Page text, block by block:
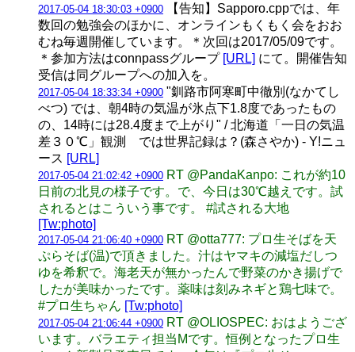
2017-05-04 18:30:03 +0900 【告知】Sapporo.cppでは、年
数回の勉強会のほかに、オンラインもくもく会をおお
むね毎週開催しています。＊次回は2017/05/09です。
＊参加方法はconnpassグループ [URL] にて。開催告知
受信は同グループへの加入を。
2017-05-04 18:33:34 +0900 "釧路市阿寒町中徹別(なかてし
べつ) では、朝4時の気温が氷点下1.8度であったもの
の、14時には28.4度まで上がり" / 北海道「一日の気温
差３０℃」観測 では世界記録は？(森さやか) - Y!ニュ
ース [URL]
2017-05-04 21:02:42 +0900 RT @PandaKanpo: これが約10
日前の北見の様子です。で、今日は30℃越えです。試
されるとはこういう事です。 #試される大地
[Tw:photo]
2017-05-04 21:06:40 +0900 RT @otta777: プロ生そばを天
ぷらそば(温)で頂きました。汁はヤマキの減塩だしつ
ゆを希釈で。海老天が無かったんで野菜のかき揚げで
したが美味かったです。薬味は刻みネギと鶏七味で。
#プロ生ちゃん [Tw:photo]
2017-05-04 21:06:44 +0900 RT @OLIOSPEC: おはようござ
います。バラエティ担当Mです。恒例となったプロ生